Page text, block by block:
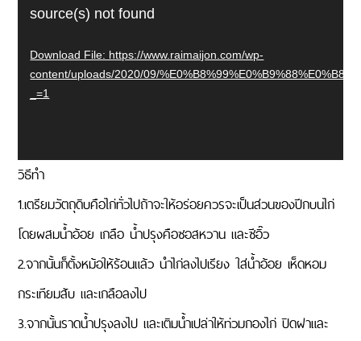
Player
source(s) not found
Download File: https://www.raimaijon.com/wp-
content/uploads/2020/09/
_=1
วิธีทำ
1.เตรียมวัตถุดิบคือไก่ทั่วไปถ้าจะให้อร่อยควรจะเป็นส่วนของปีกบนไก่
โดยผสมน้ำอ้อย เกลือ น้ำปรุงคือซอสหวาน และซีอิ๊ว
2.จากนั้นก็ตั้งหม้อให้ร้อนแล้ว นำไก่ลงไปเรียง ใส่น้ำอ้อย เห็ดหอม
กระเทียมสับ และเกลือลงไป
3.จากนั้นราดน้ำปรุงลงไป และเติมน้ำเปล่าให้ท่วมกองไก่ ปิดฝาและ